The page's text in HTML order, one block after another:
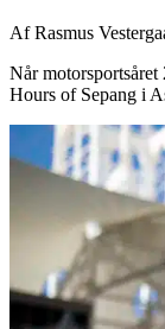
AfRasmus
Når motorsportsåret
Hours of Sepang i